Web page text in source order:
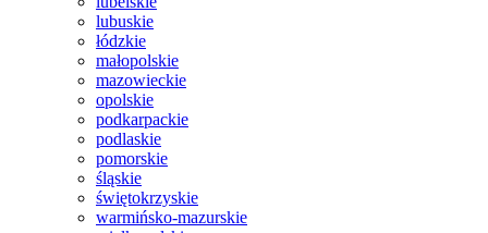
lubuskie
łódzkie
małopolskie
mazowieckie
opolskie
podkarpackie
podlaskie
pomorskie
śląskie
świętokrzyskie
warmińsko-mazurskie